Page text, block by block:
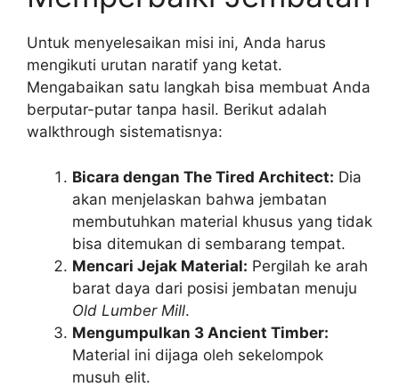
Untuk menyelesaikan misi ini, Anda harus
mengikuti urutan naratif yang ketat.
Mengabaikan satu langkah bisa membuat Anda
berputar-putar tanpa hasil. Berikut adalah
walkthrough sistematisnya:
Bicara dengan The Tired Architect: Dia
akan menjelaskan bahwa jembatan
membutuhkan material khusus yang tidak
bisa ditemukan di sembarang tempat.
Mencari Jejak Material: Pergilah ke arah
barat daya dari posisi jembatan menuju
Old Lumber Mill.
Mengumpulkan 3 Ancient Timber:
Material ini dijaga oleh sekelompok
musuh elit.